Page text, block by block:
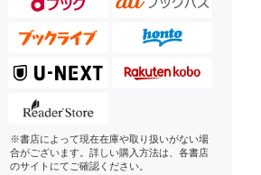
※書店によって現在在庫や取り扱いがない場
合がございます。詳しい購入方法は、各書店
のサイトにてご確認ください。